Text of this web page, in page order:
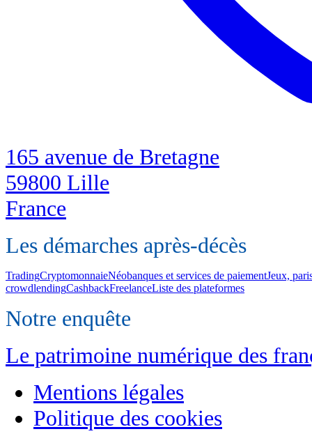
165 avenue de Bretagne
59800 Lille
France
Les démarches après-décès
TradingCryptomonnaieNéobanques et services de paiementJeux,
crowdlendingCashbackFreelanceListe des plateformes
Notre enquête
Le patrimoine numérique des
Mentions légales
Politique des cookies